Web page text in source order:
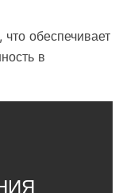
обеспечивает
в